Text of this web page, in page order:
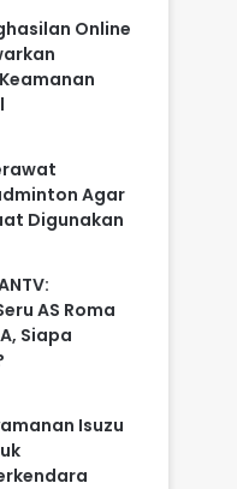
Online
Agar
Digunakan
AS Roma
Siapa
Isuzu